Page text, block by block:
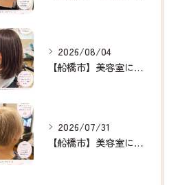
2026/08/04
【船橋市】美容室に行けない…をなくしたい✂️✨
2026/07/31
【船橋市】美容室に行けない…をなくしたい✂️✨